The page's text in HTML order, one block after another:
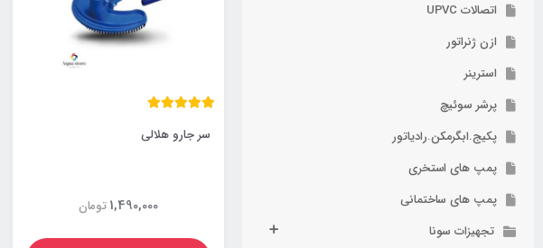
اتصالات UPVC
ازن ژنراتور
استرینر
پرشر سوئیچ
پکیج.ابگرمکن.رادیاتور
پمپ های استخری
پمپ های ساختمانی
تجهیزات سونا
سر جارو هلالی
تومان1,490,000